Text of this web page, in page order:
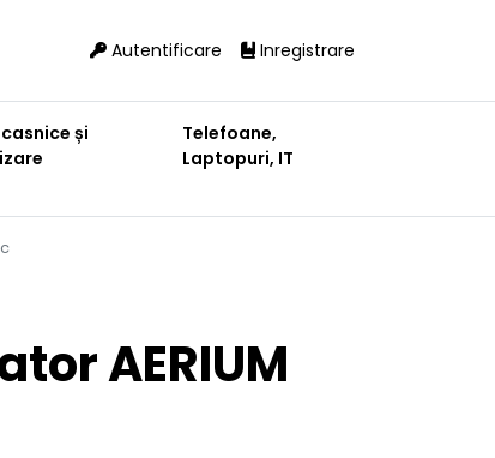
Autentificare Inregistrare
și
Telefoane,
Laptopuri, IT
AERIUM